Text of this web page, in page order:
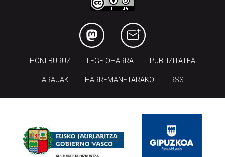
HONI BURUZ LEGE OHARRA PUBLIZITATEA
ARAUAK HARREMANETARAKO RSS